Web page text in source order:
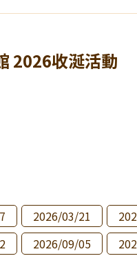
2026收涎活動
2026/03/21
2026/09/05